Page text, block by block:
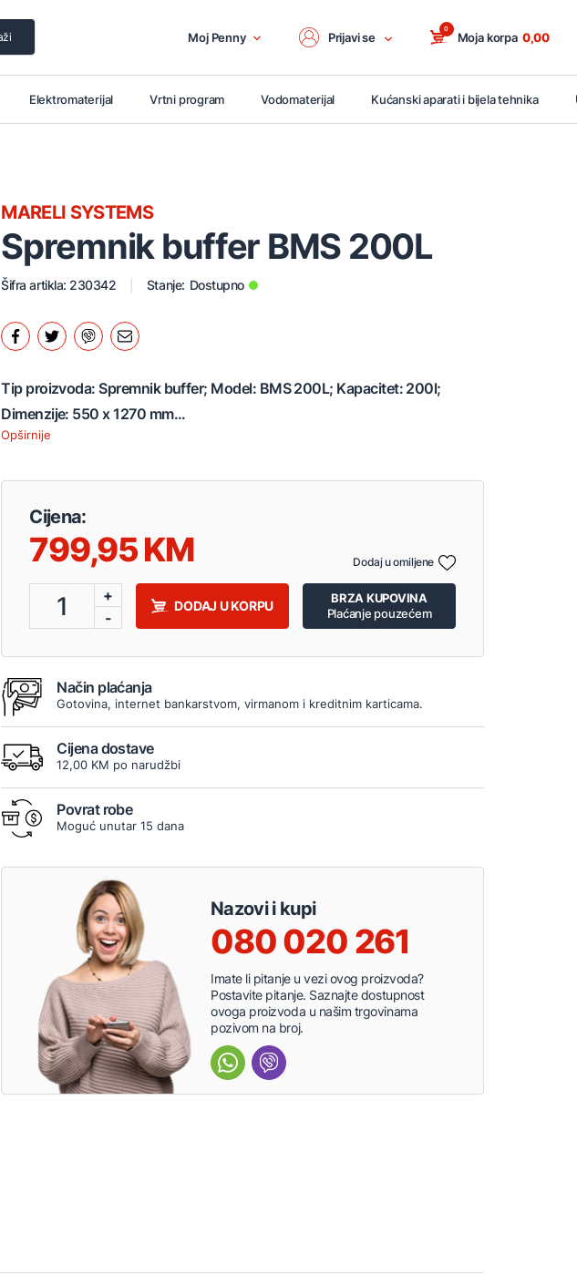
Moj Penny Prijavi se Moja korpa
0
0,00
Elektromaterijal Vrtni program Vodomaterijal Kućanski aparati i bijela tehnika
Spremnik buffer BMS 200L
MARELI SYSTEMS
Šifra artikla: 230342 Stanje: Dostupno
Tip proizvoda: Spremnik buffer; Model: BMS 200L; Kapacitet: 200l;
Dimenzije: 550 x 1270 mm...
Opširnije
Cijena:
799,95
1
+
-
DODAJ U KORPU
BRZA KUPOVINA
Plaćanje pouzećem
Dodaj u omiljene
Način plaćanja
Gotovina, internet bankarstvom, virmanom i kreditnim karticama.
Cijena dostave
12,00 KM po narudžbi
Povrat robe
Moguć unutar 15 dana
Nazovi i kupi
080 020 261
Imate li pitanje u vezi ovog proizvoda?
Postavite pitanje. Saznajte dostupnost
ovoga proizvoda u našim trgovinama
pozivom na broj.